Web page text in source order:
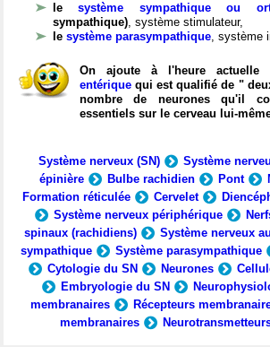
lesystème sympathique ou
sympathique), système stimulateur,
le système parasympathique, système
On ajoute à l'heure actuelle
entérique qui est qualifié de "
nombre de neurones qu'il
essentiels sur le cerveau lui-
Système nerveux (SN) Système
épinière
Bulbe rachidien Pont
Formation réticulée
Cervelet
Système nerveux périphérique
spinaux (rachidiens)
Système nerveux
sympathique
Système parasympathique
Cytologie du SN
Neurones
Embryologie du SN
membranaires
Récepteurs
membranaires